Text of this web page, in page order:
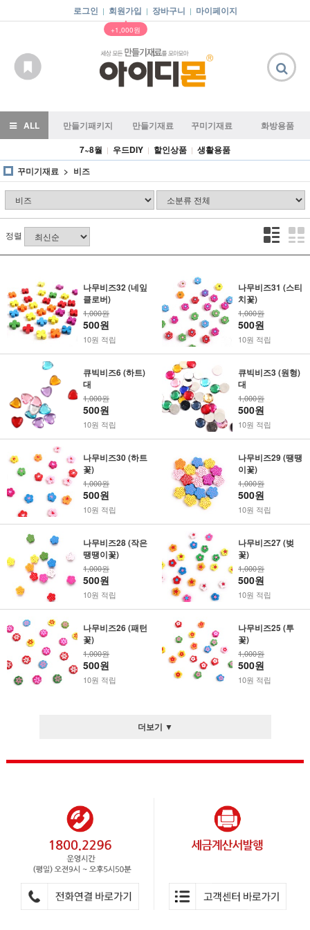
로그인 | 회원가입 |
▲
+1,000원
장바구니 | 마이페이지
ALL 만들기패키지 만들기재료 꾸미기재료
화방용품
7~8월 | 우드DIY | 할인상품 | 생활용품
꾸미기재료
비즈
정렬
나무비즈32 (네잎
클로버)
1,000원
500원
10원 적립
나무비즈31 (스티
치꽃)
1,000원
500원
10원 적립
큐빅비즈6 (하트)
대
1,000원
500원
10원 적립
큐빅비즈3 (원형)
대
1,000원
500원
10원 적립
나무비즈30 (하트
꽃)
1,000원
500원
10원 적립
나무비즈29 (땡땡
이꽃)
1,000원
500원
10원 적립
나무비즈28 (작은
땡땡이꽃)
1,000원
500원
10원 적립
나무비즈27 (벚
꽃)
1,000원
500원
10원 적립
나무비즈26 (패턴
꽃)
1,000원
500원
10원 적립
나무비즈25 (투
꽃)
1,000원
500원
10원 적립
더보기 ▼